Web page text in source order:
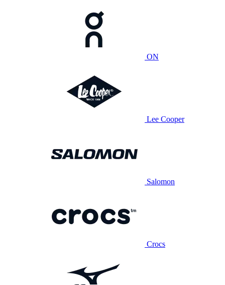
ON
Lee Cooper
Salomon
Crocs